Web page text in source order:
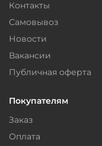
Контакты
Самовывоз
Новости
Вакансии
Публичная оферта
Покупателям
Заказ
Оплата